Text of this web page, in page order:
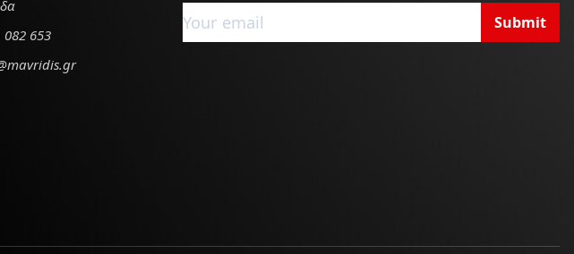
082 653
Submit